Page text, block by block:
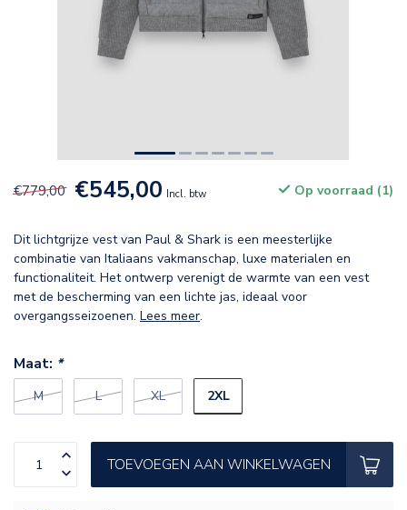
€779,00 €545,00 Incl. btw Op voorraad (1)
Dit lichtgrijze vest van Paul & Shark is een meesterlijke
combinatie van Italiaans vakmanschap, luxe materialen en
functionaliteit. Het ontwerp verenigt de warmte van een vest
met de bescherming van een lichte jas, ideaal voor
overgangsseizoenen. Lees meer.
Maat: *
M L XL 2XL
TOEVOEGEN AAN WINKELWAGEN